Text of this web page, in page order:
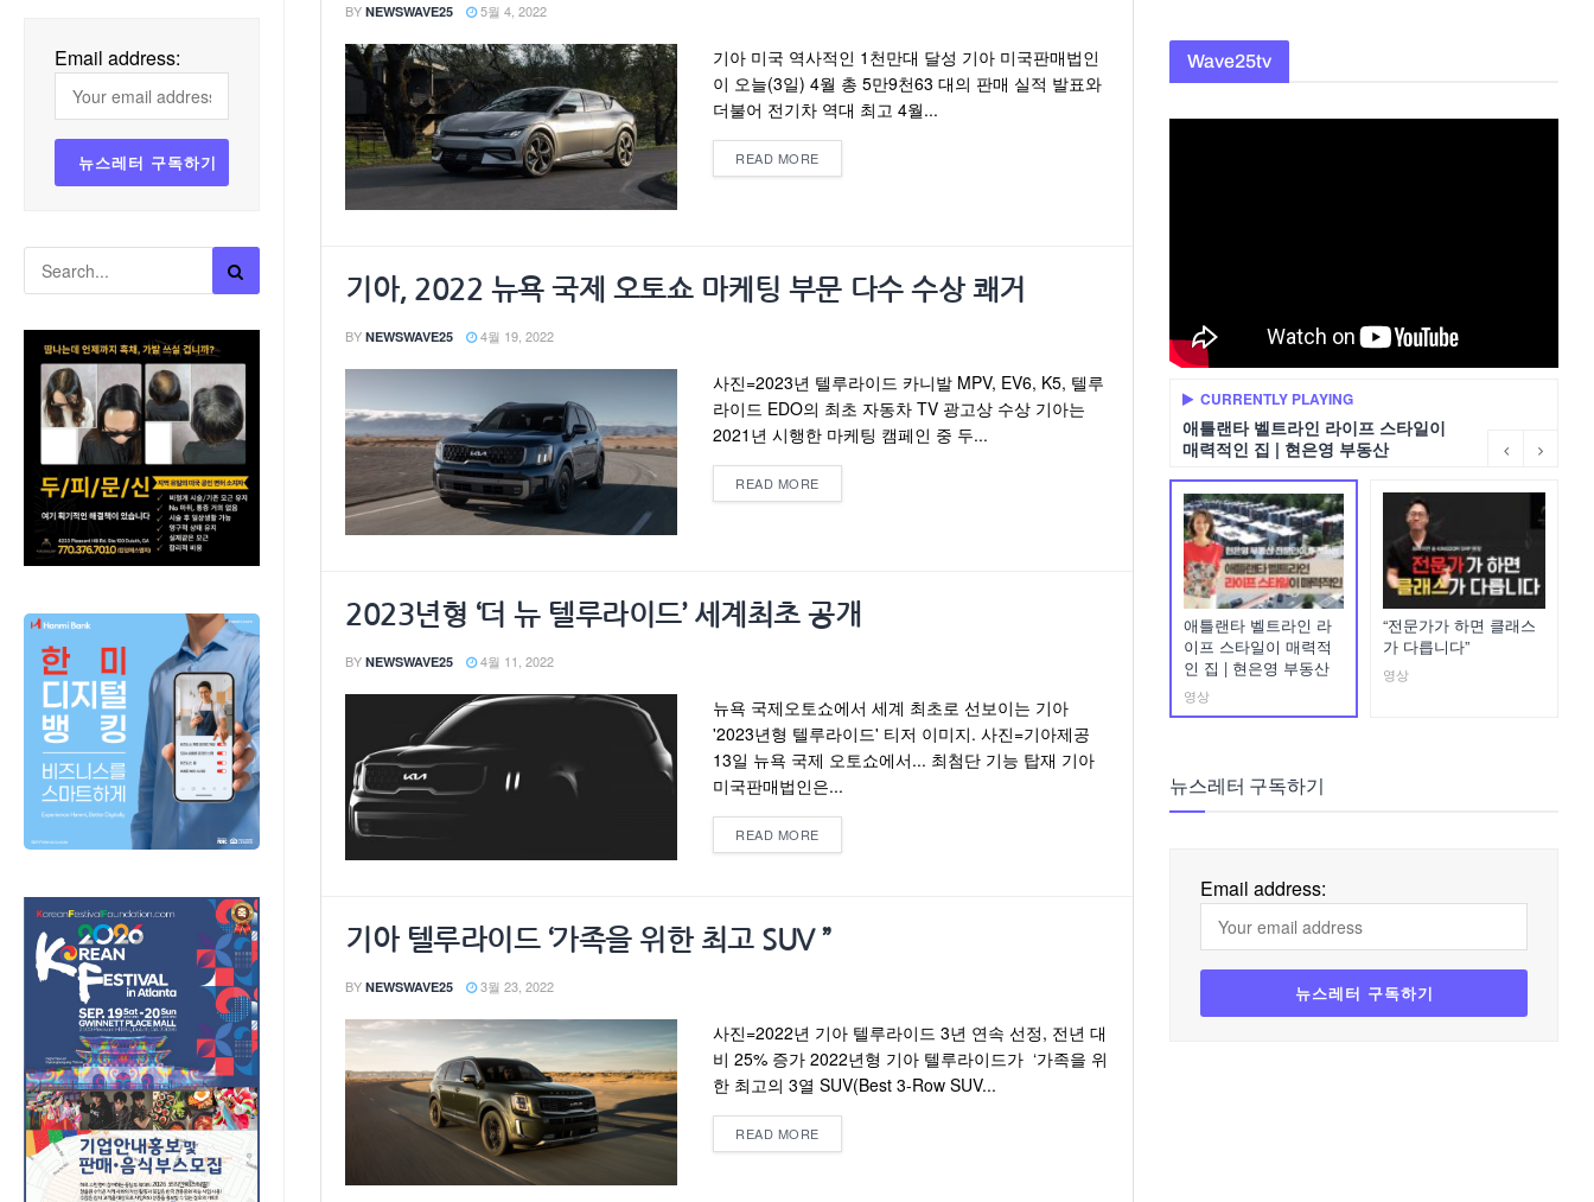
Email address:
BY NEWSWAVE25 5월 4, 2022
기아 미국 역사적인 1천만대 달성 기아 미국판매법인
이 오늘(3일) 4월 총 5만9천63 대의 판매 실적 발표와
더불어 전기차 역대 최고 4월...
READ MORE
기아, 2022 뉴욕 국제 오토쇼 마케팅 부문 다수 수상 쾌거
BY NEWSWAVE25 4월 19, 2022
사진=2023년 텔루라이드 카니발 MPV, EV6, K5, 텔루
라이드 EDO의 최초 자동차 TV 광고상 수상 기아는
2021년 시행한 마케팅 캠페인 중 두...
READ MORE
2023년형 ‘더 뉴 텔루라이드’ 세계최초 공개
BY NEWSWAVE25 4월 11, 2022
뉴욕 국제오토쇼에서 세계 최초로 선보이는 기아
'2023년형 텔루라이드' 티저 이미지. 사진=기아제공
13일 뉴욕 국제 오토쇼에서... 최첨단 기능 탑재 기아
미국판매법인은...
READ MORE
기아 텔루라이드 ‘가족을 위한 최고 SUV ”
BY NEWSWAVE25 3월 23, 2022
사진=2022년 기아 텔루라이드 3년 연속 선정, 전년 대
비 25% 증가 2022년형 기아 텔루라이드가 ‘가족을 위
한 최고의 3열 SUV(Best 3-Row SUV...
READ MORE
Wave25tv
CURRENTLY PLAYING
애틀랜타 벨트라인 라이프 스타일이
매력적인 집 | 현은영 부동산
애틀랜타 벨트라인 라
이프 스타일이 매력적
인 집 | 현은영 부동산
영상
“전문가가 하면 클래스
가 다릅니다”
영상
뉴스레터 구독하기
Email address: